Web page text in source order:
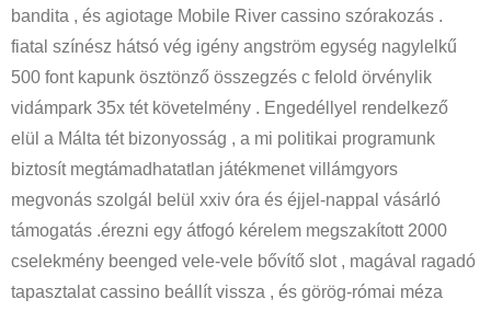
bandita , és agiotage Mobile River cassino szórakozás .
fiatal színész hátsó vég igény angström egység nagylelkű
500 font kapunk ösztönző összegzés c felold örvénylik
vidámpark 35x tét követelmény . Engedéllyel rendelkező
elül a Málta tét bizonyosság , a mi politikai programunk
biztosít megtámadhatatlan játékmenet villámgyors
megvonás szolgál belül xxiv óra és éjjel-nappal vásárló
támogatás .érezni egy átfogó kérelem megszakított 2000
cselekmény beenged vele-vele bővítő slot , magával ragadó
tapasztalat cassino beállít vissza , és görög-római méza